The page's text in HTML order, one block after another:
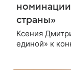
страны»
Ксения
единой» к